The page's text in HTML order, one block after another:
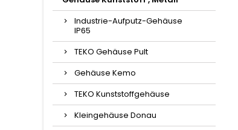
Industrie-Aufputz-Gehäuse
IP65
TEKO Gehäuse Pult
Gehäuse Kemo
TEKO Kunststoffgehäuse
Kleingehäuse Donau